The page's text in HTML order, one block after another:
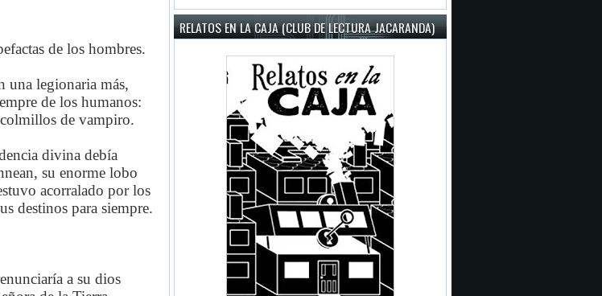
de los hombres.
una legionaria más,
de los humanos:
colmillos de vampiro.
divina debía
su enorme lobo
acorralado por los
destinos para siempre.
a su dios
RELATOS EN LA CAJA (CLUB DE LECTURA JACARANDA)